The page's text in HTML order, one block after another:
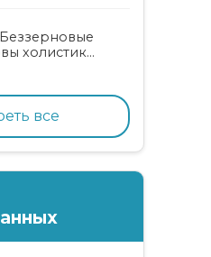
Беззерновые
холистик
все